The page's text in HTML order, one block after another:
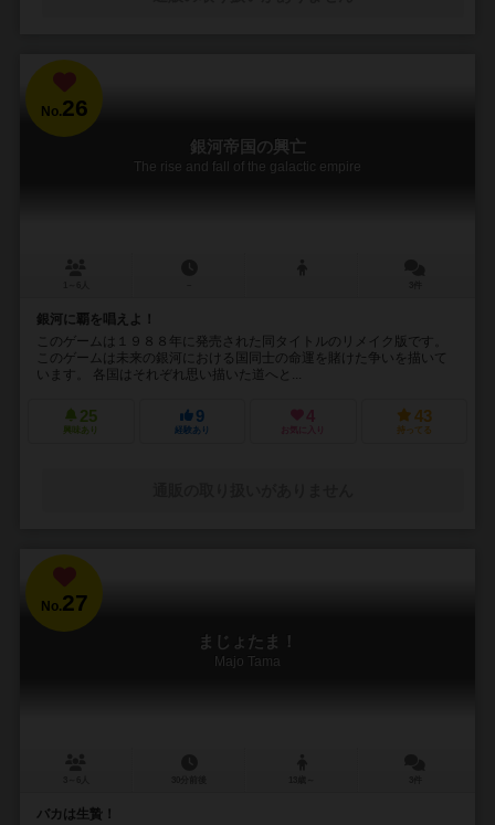
No.26
銀河帝国の興亡
The rise and fall of the galactic empire
銀河に覇を唱えよ！
このゲームは１９８８年に発売された同タイトルのリメイク版です。
このゲームは未来の銀河における国同士の命運を賭けた争いを描いて
います。 各国はそれぞれ思い描いた道へと...
25
興味あり
9
経験あり
4
お気に入り
43
持ってる
No.27
まじょたま！
Majo Tama
バカは生贄！